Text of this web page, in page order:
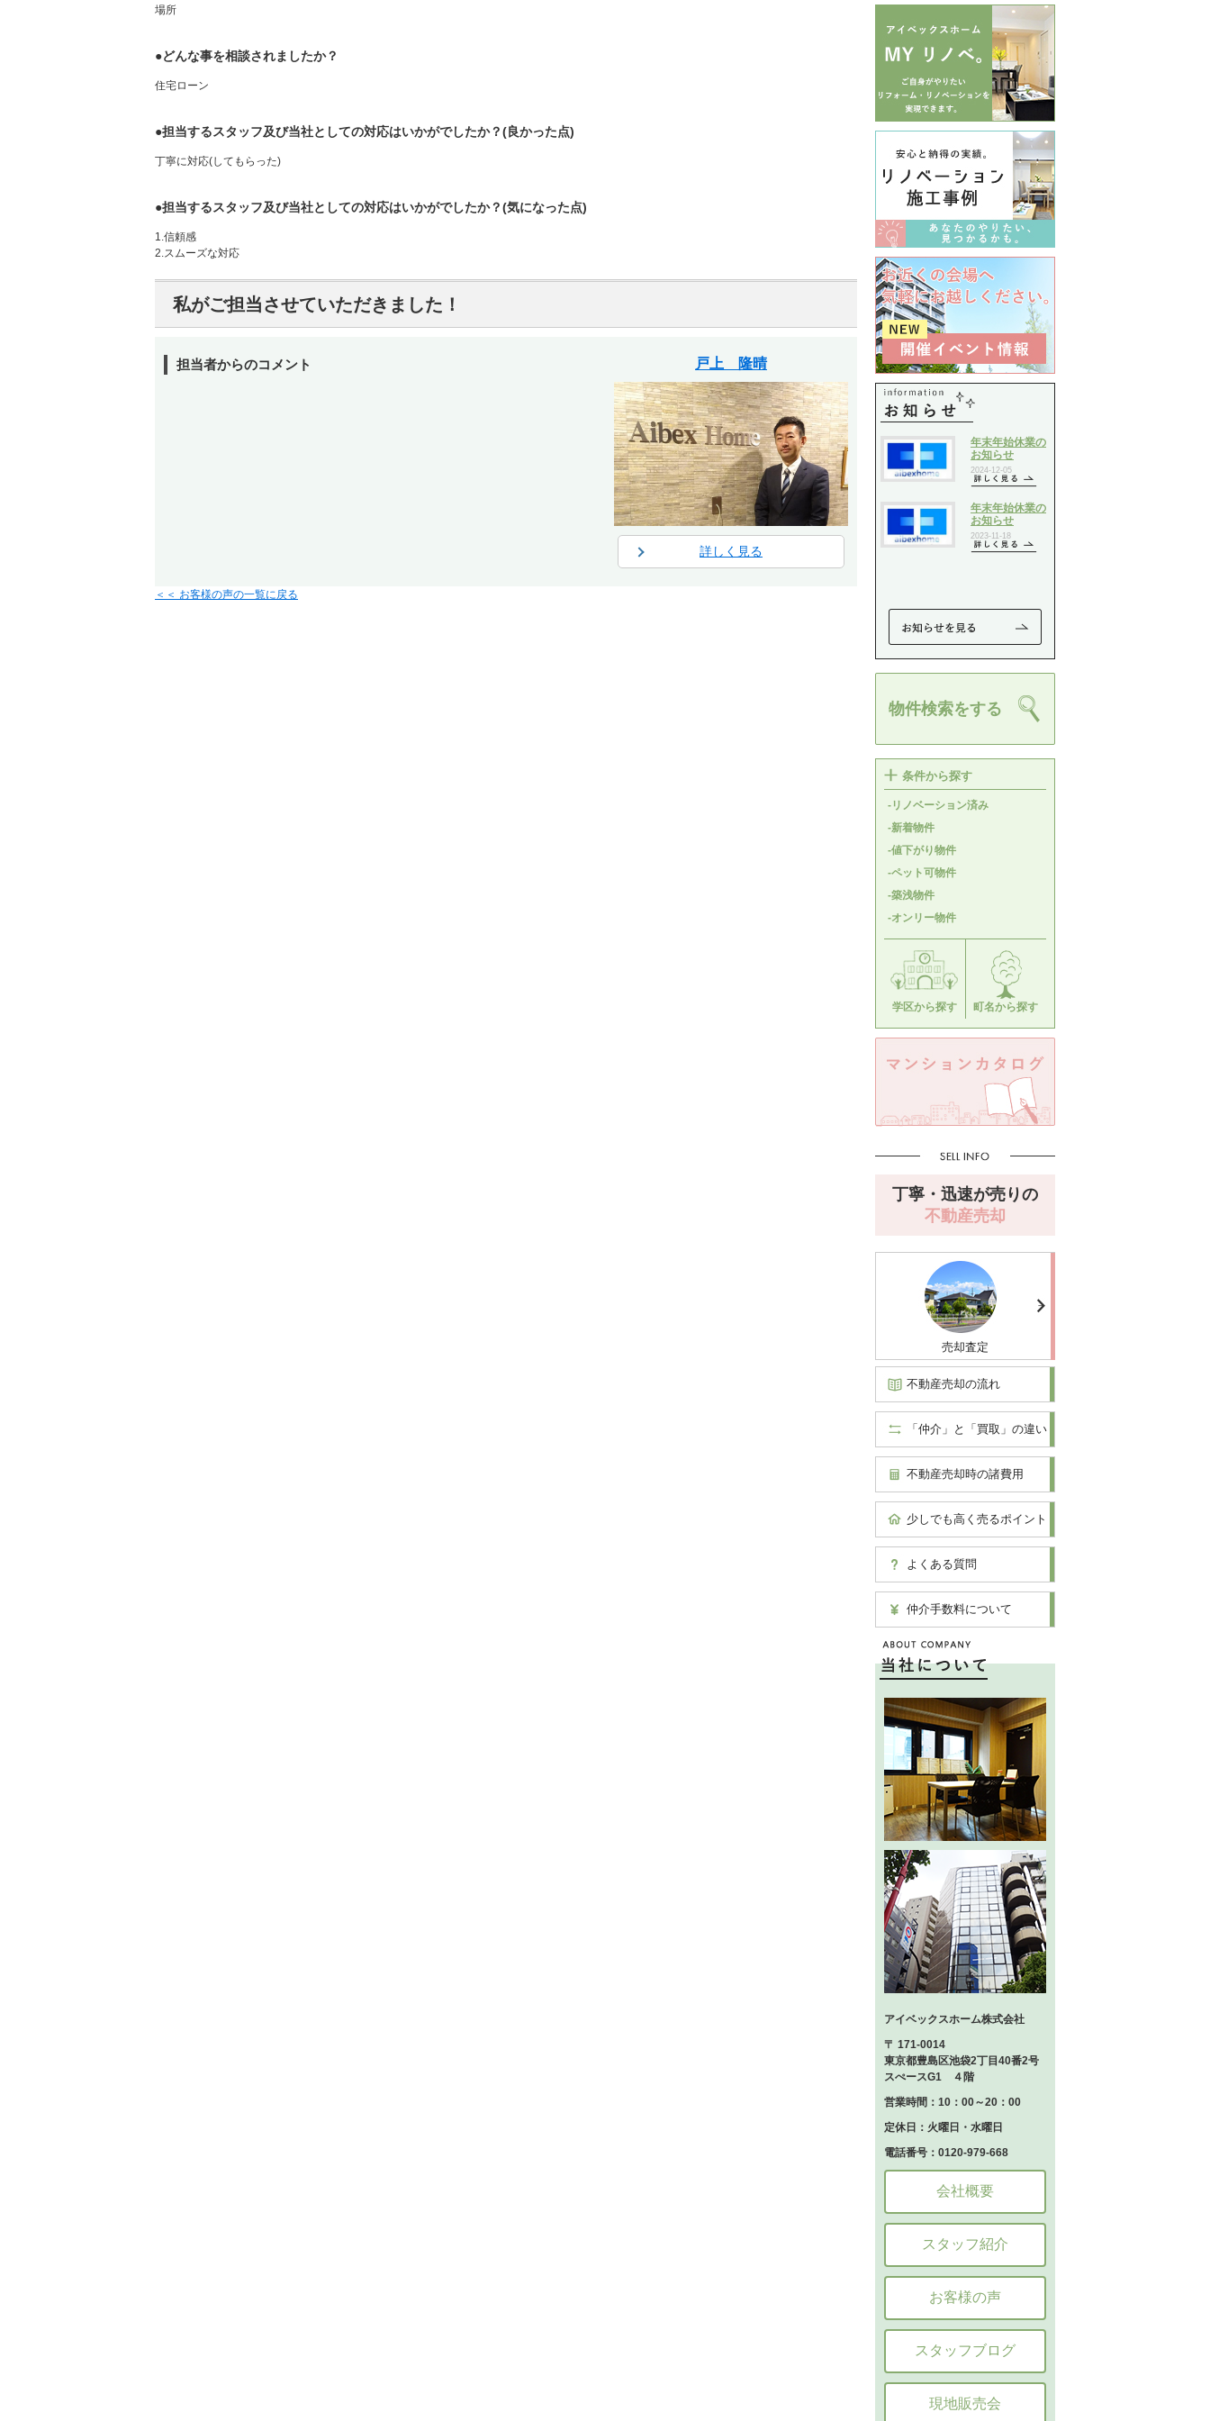
場所
●どんな事を相談されましたか？
住宅ローン
●担当するスタッフ及び当社としての対応はいかがでしたか？(良かった点)
丁寧に対応(してもらった)
●担当するスタッフ及び当社としての対応はいかがでしたか？(気になった点)
1.信頼感
2.スムーズな対応
私がご担当させていただきました！
担当者からのコメント 戸上 隆晴
詳しく見る
＜＜ お客様の声の一覧に戻る
物件検索をする
条件から探す
-リノベーション済み
-新着物件
-値下がり物件
-ペット可物件
-築浅物件
-オンリー物件
学区から探す 町名から探す
丁寧・迅速が売りの
不動産売却
売却査定
不動産売却の流れ
「仲介」と「買取」の違い
不動産売却時の諸費用
少しでも高く売るポイント
よくある質問
仲介手数料について
アイベックスホーム株式会社
〒 171-0014
東京都豊島区池袋2丁目40番2号
スぺースG1 ４階
営業時間：10：00～20：00
定休日：火曜日・水曜日
電話番号：0120-979-668
会社概要
スタッフ紹介
お客様の声
スタッフブログ
現地販売会